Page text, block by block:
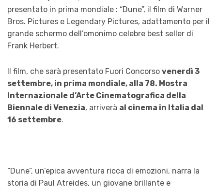
presentato in prima mondiale : “Dune”, il film di Warner
Bros. Pictures e Legendary Pictures, adattamento per il
grande schermo dell’omonimo celebre best seller di
Frank Herbert.
Il film, che sarà presentato Fuori Concorso venerdì 3
settembre, in prima mondiale, alla 78. Mostra
Internazionale d’Arte Cinematografica della
Biennale di Venezia, arriverà al cinema in Italia dal
16 settembre.
“Dune”, un’epica avventura ricca di emozioni, narra la
storia di Paul Atreides, un giovane brillante e